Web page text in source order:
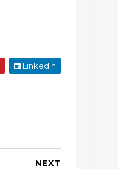
Linkedin
NEXT